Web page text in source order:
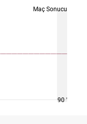
Maç Sonucu
90 '